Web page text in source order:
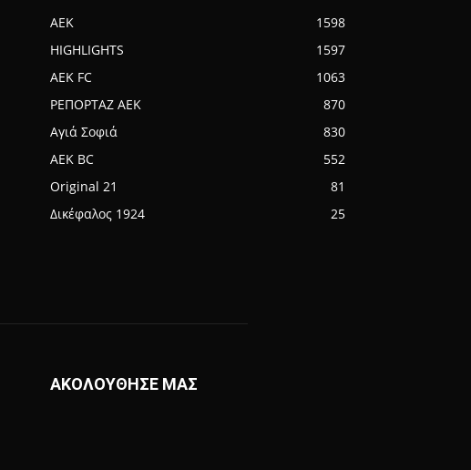
AEK
1598
HIGHLIGHTS
1597
AEK FC
1063
ΡΕΠΟΡΤΑΖ ΑΕΚ
870
Αγιά Σοφιά
830
AEK BC
552
Original 21
81
Δικέφαλος 1924
25
ΑΚΟΛΟΥΘΗΣΕ ΜΑΣ